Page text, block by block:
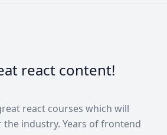
react content!
react courses which will
the industry. Years of frontend